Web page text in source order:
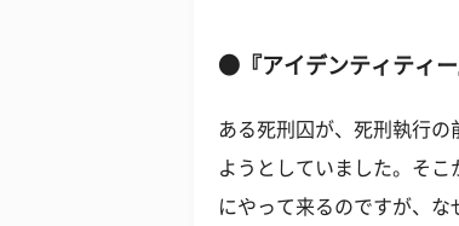
●『アイデンティティー
ある死刑囚が、死刑執行
ようとしていました。そ
にやって来るのですが、な